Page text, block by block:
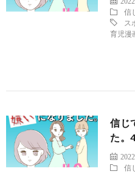
信
ス
育児漫
信じ
た。
信